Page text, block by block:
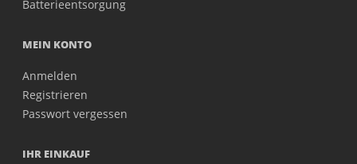
Batterieentsorgung
MEIN KONTO
Anmelden
Registrieren
Passwort vergessen
IHR EINKAUF